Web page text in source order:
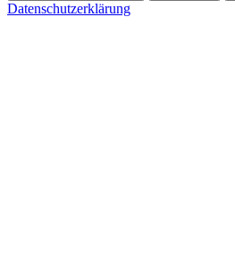
Datenschutzerklärung